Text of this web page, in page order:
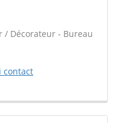
Décorateur - Bureau
contact